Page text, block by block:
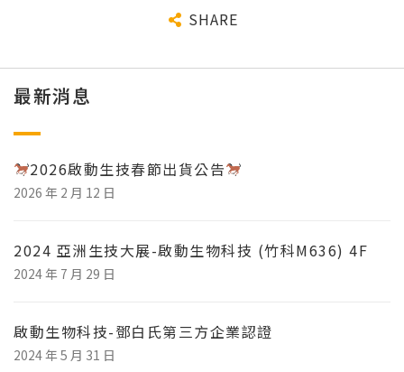
SHARE
最新消息
2026啟動生技春節出貨公告
2026 年 2 月 12 日
2024 亞洲生技大展-啟動生物科技 (竹科M636) 4F
2024 年 7 月 29 日
啟動生物科技-鄧白氏第三方企業認證
2024 年 5 月 31 日